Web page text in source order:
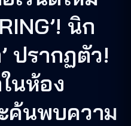
นิก
ปรากฏตัว!
นห้อง
ค้นพบความ